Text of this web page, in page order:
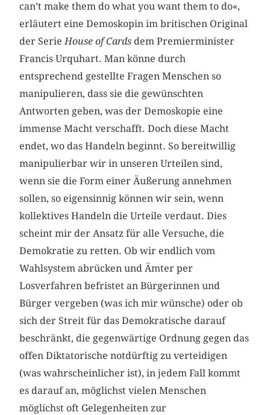
can’t make them do what you want them to do«,
erläutert eine Demoskopin im britischen Original
der SerieHouse of Cards dem Premierminister
Francis Urquhart. Man könne durch
entsprechend gestellte Fragen Menschen so
manipulieren, dass sie die gewünschten
Antworten geben, was der Demoskopie eine
immense Macht verschafft. Doch diese Macht
endet, wo das Handeln beginnt. So bereitwillig
manipulierbar wir in unseren Urteilen sind,
wenn sie die Form einer Äußerung annehmen
sollen, so eigensinnig können wir sein, wenn
kollektives Handeln die Urteile verdaut. Dies
scheint mir der Ansatz für alle Versuche, die
Demokratie zu retten. Ob wir endlich vom
Wahlsystem abrücken und Ämter per
Losverfahren befristet an Bürgerinnen und
Bürger vergeben (was ich mir wünsche) oder ob
sich der Streit für das Demokratische darauf
beschränkt, die gegenwärtige Ordnung gegen das
offen Diktatorische notdürftig zu verteidigen
(was wahrscheinlicher ist), in jedem Fall kommt
es darauf an, möglichst vielen Menschen
möglichst oft Gelegenheiten zur